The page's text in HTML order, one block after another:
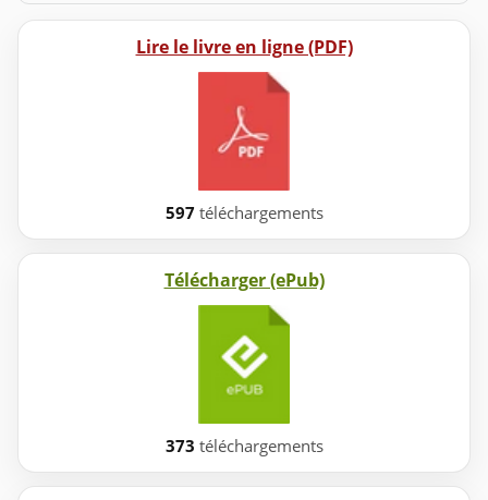
Lire le livre en ligne (PDF)
597 téléchargements
Télécharger (ePub)
373 téléchargements